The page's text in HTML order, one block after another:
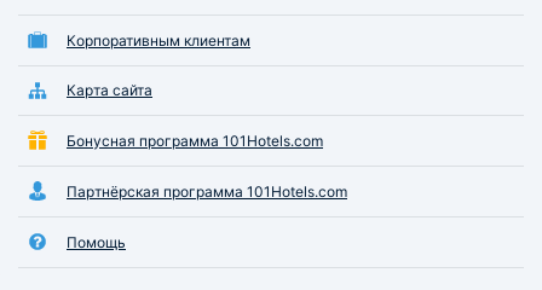
Корпоративным клиентам
Карта сайта
Бонусная программа 101Hotels.com
Партнёрская программа 101Hotels.com
Помощь